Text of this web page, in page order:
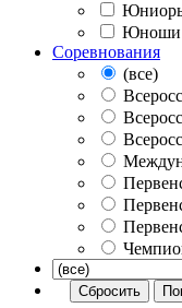
Юноши
Соревнования
(все)